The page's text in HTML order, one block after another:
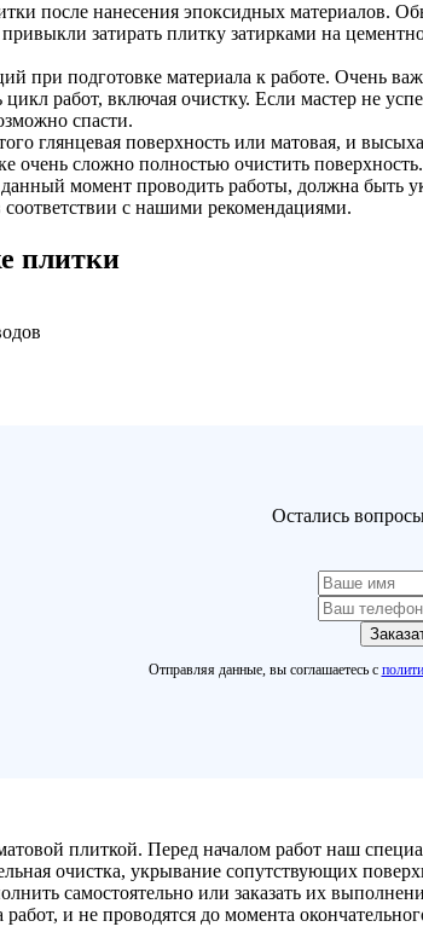
после нанесения эпоксидных материалов.
затирать плитку затирками на
при подготовке материала к работе. Очень
работ, включая очистку. Если мастер не
спасти.
глянцевая поверхность или матовая, и
очень сложно полностью очистить
момент проводить работы, должна быть
с нашими рекомендациями.
плитки
Остались
Отправляя данные, вы соглашаетесь с
плиткой. Перед началом работ наш
очистка, укрывание сопутствующих
самостоятельно или заказать их
и не проводятся до момента